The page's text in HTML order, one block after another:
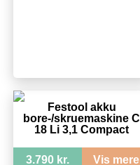
Festool akku
bore-/skruemaskine C
18 Li 3,1 Compact
3.790 kr. Vis mere